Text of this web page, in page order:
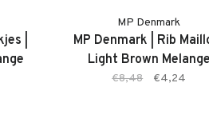
|
MP Denmark
MP Denmark | Rib
Light Brown Melange
€8,48 €4,24